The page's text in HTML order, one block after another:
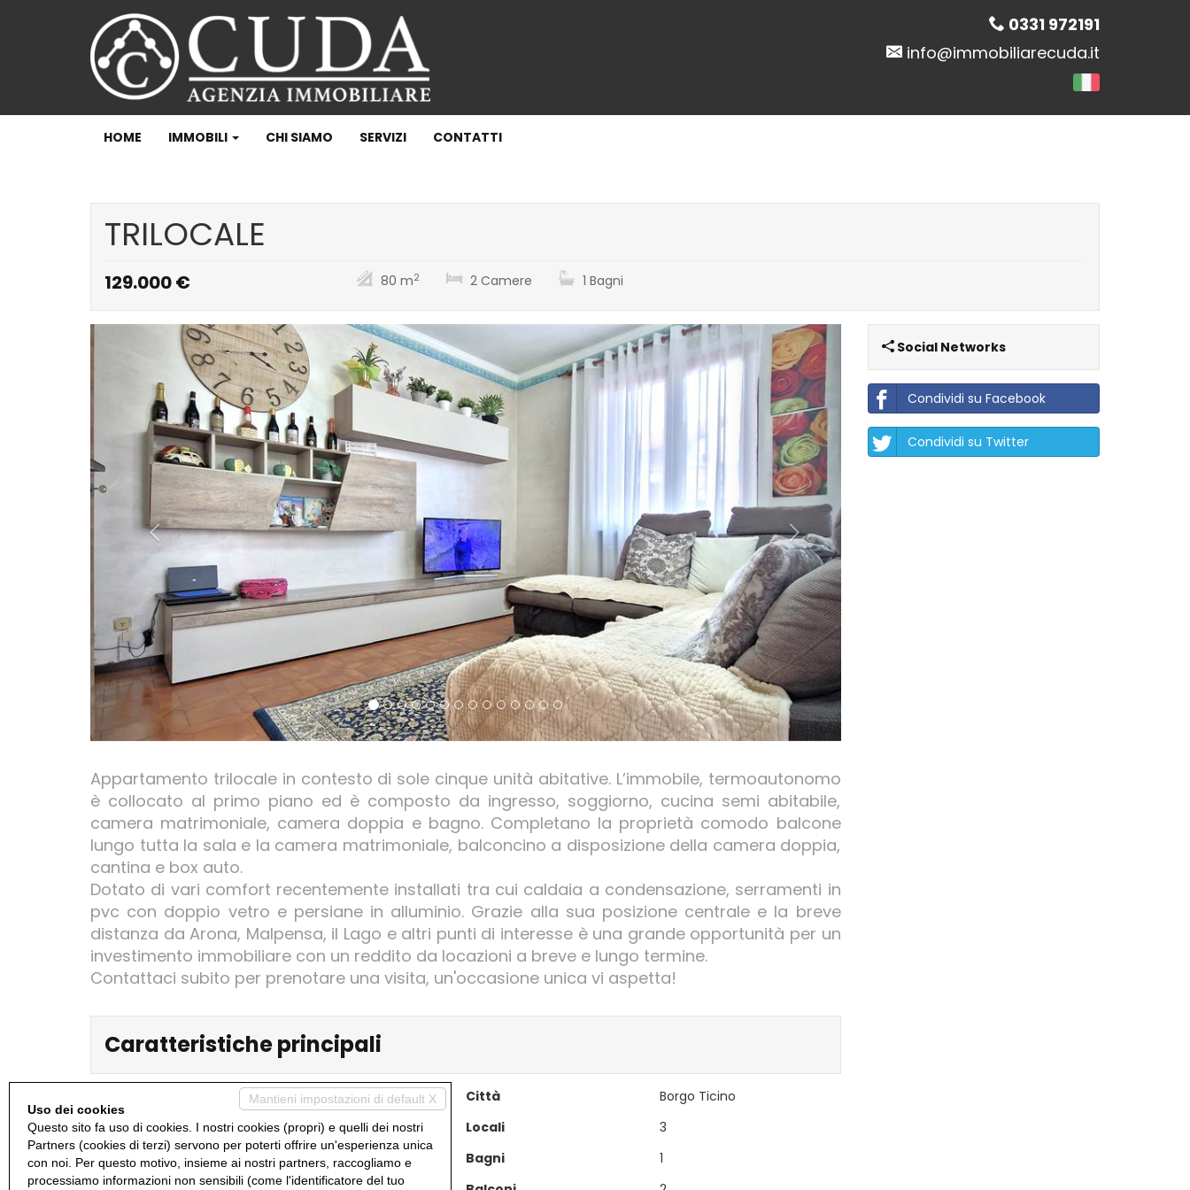
0331 972191
info@immobiliarecuda.it
HOME IMMOBILI CHI SIAMO SERVIZI CONTATTI
TRILOCALE
129.000 € 80 m2 2 Camere 1 Bagni
Previous Next
Appartamento trilocale in contesto di sole cinque unità abitative. L’immobile, termoautonomo
è collocato al primo piano ed è composto da ingresso, soggiorno, cucina semi abitabile,
camera matrimoniale, camera doppia e bagno. Completano la proprietà comodo balcone
lungo tutta la sala e la camera matrimoniale, balconcino a disposizione della camera doppia,
cantina e box auto.
Dotato di vari comfort recentemente installati tra cui caldaia a condensazione, serramenti in
pvc con doppio vetro e persiane in alluminio. Grazie alla sua posizione centrale e la breve
distanza da Arona, Malpensa, il Lago e altri punti di interesse è una grande opportunità per un
investimento immobiliare con un reddito da locazioni a breve e lungo termine.
Contattaci subito per prenotare una visita, un'occasione unica vi aspetta!
Caratteristiche principali
AP 344 Città
Borgo Ticino
Categoria
Appartamento Locali
3
Camere
2 Bagni
1
Social Networks
Condividi su Facebook
Condividi su Twitter
Mantieni impostazioni di default X
Uso dei cookies
Questo sito fa uso di cookies. I nostri cookies (propri) e quelli dei nostri
Partners (cookies di terzi) servono per poterti offrire un'esperienza unica
con noi. Per questo motivo, insieme ai nostri partners, raccogliamo e
processiamo informazioni non sensibili (come l'identificatore del tuo